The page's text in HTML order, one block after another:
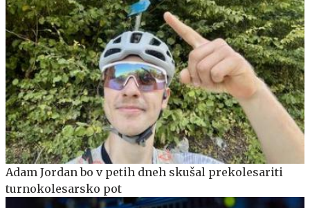
Adam Jordan bo v petih dneh skušal prekolesariti
turnokolesarsko pot